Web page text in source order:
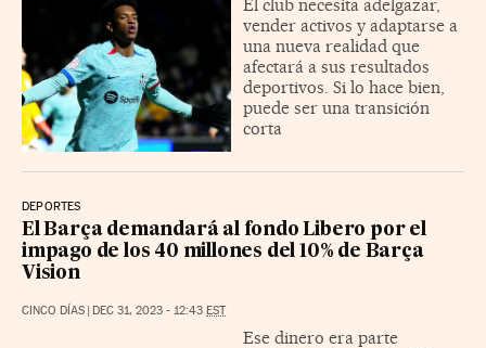
El club necesita adelgazar,
vender activos y adaptarse a
una nueva realidad que
afectará a sus resultados
deportivos. Si lo hace bien,
puede ser una transición
corta
DEPORTES
El Barça demandará al fondo Libero por el
impago de los 40 millones del 10% de Barça
Vision
CINCO DÍAS | DEC 31, 2023 - 12:43 EST
Ese dinero era parte